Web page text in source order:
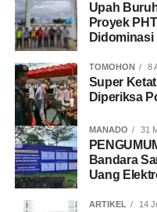
Upah
Proyek
TOMOHON 8
Super
Diperiksa
MANADO 31
Bandara
Uang
ARTIKEL 14